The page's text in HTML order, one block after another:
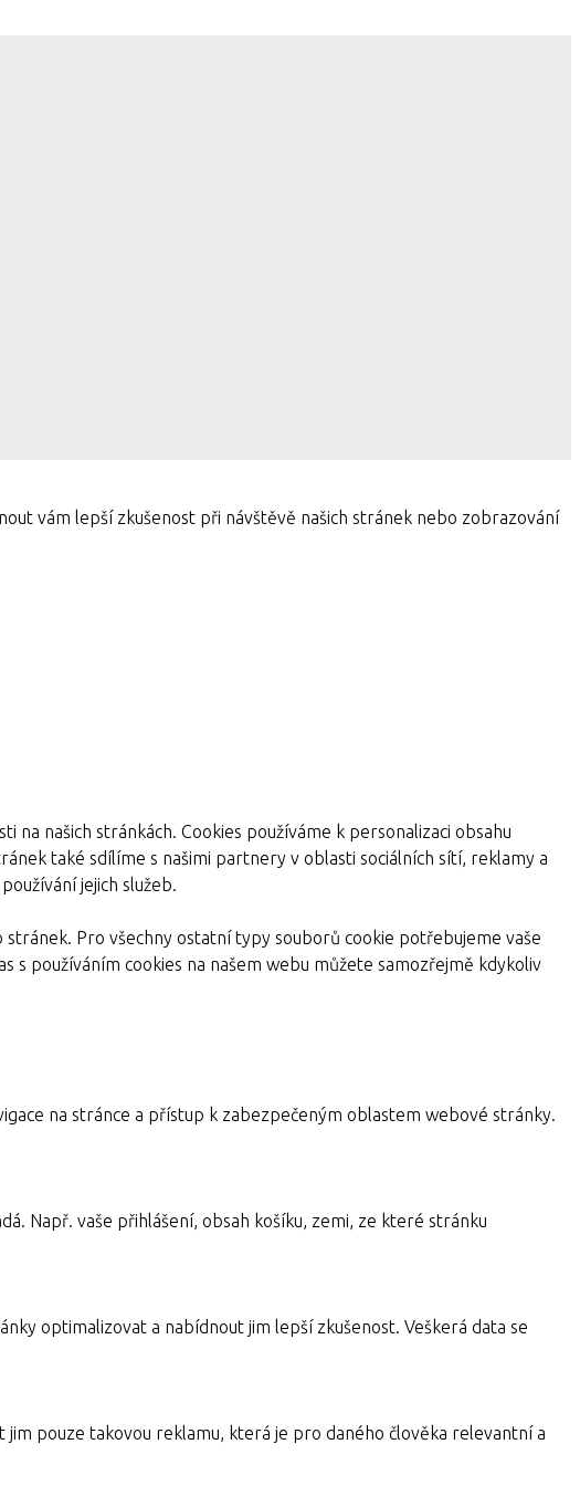
vám lepší zkušenost při návštěvě našich stránek nebo zobrazování
na našich stránkách. Cookies používáme k personalizaci obsahu
také sdílíme s našimi partnery v oblasti sociálních sítí, reklamy a
jejich služeb.
Pro všechny ostatní typy souborů cookie potřebujeme vaše
s používáním cookies na našem webu můžete samozřejmě kdykoliv
na stránce a přístup k zabezpečeným oblastem webové stránky.
Např. vaše přihlášení, obsah košíku, zemi, ze které stránku
optimalizovat a nabídnout jim lepší zkušenost. Veškerá data se
pouze takovou reklamu, která je pro daného člověka relevantní a